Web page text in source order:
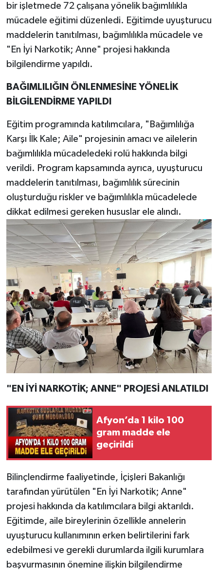
bir işletmede 72 çalışana yönelik bağımlılıkla
mücadele eğitimi düzenledi. Eğitimde uyuşturucu
maddelerin tanıtılması, bağımlılıkla mücadele ve
"En İyi Narkotik; Anne" projesi hakkında
bilgilendirme yapıldı.
BAĞIMLILIĞIN ÖNLENMESİNE YÖNELİK
BİLGİLENDİRME YAPILDI
Eğitim programında katılımcılara, "Bağımlılığa
Karşı İlk Kale; Aile" projesinin amacı ve ailelerin
bağımlılıkla mücadeledeki rolü hakkında bilgi
verildi. Program kapsamında ayrıca, uyuşturucu
maddelerin tanıtılması, bağımlılık sürecinin
oluşturduğu riskler ve bağımlılıkla mücadelede
dikkat edilmesi gereken hususlar ele alındı.
"EN İYİ NARKOTİK; ANNE" PROJESİ ANLATILDI
Afyon’da 1 kilo 100
gram madde ele
geçirildi
Bilinçlendirme faaliyetinde, İçişleri Bakanlığı
tarafından yürütülen "En İyi Narkotik; Anne"
projesi hakkında da katılımcılara bilgi aktarıldı.
Eğitimde, aile bireylerinin özellikle annelerin
uyuşturucu kullanımının erken belirtilerini fark
edebilmesi ve gerekli durumlarda ilgili kurumlara
başvurmasının önemine ilişkin bilgilendirme